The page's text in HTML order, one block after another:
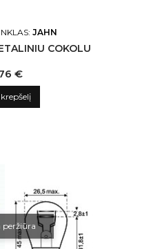
JAHN
COKOLU
€
peržiūra